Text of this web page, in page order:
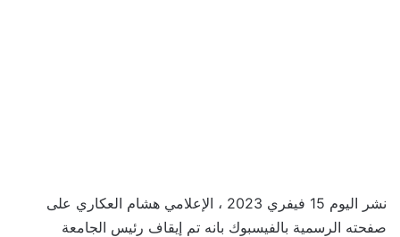
نشر اليوم 15 فيفري 2023 ، الإعلامي هشام العكاري على
صفحته الرسمية بالفيسبوك بانه تم إيقاف رئيس الجامعة